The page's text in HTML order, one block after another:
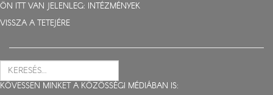
ÖN ITT VAN JELENLEG: INTÉZMÉNYEK
VISSZA A TETEJÉRE
KÖVESSEN MINKET A KÖZÖSSÉGI MÉDIÁBAN IS: